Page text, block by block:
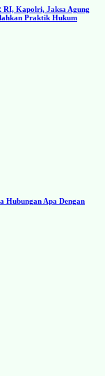
RI, Kapolri, Jaksa Agung
Praktik Hukum
Hubungan Apa Dengan